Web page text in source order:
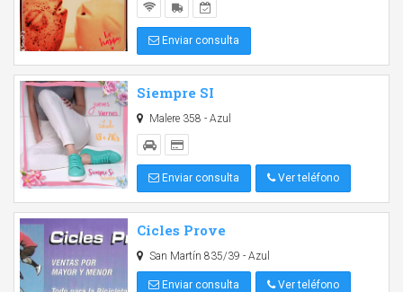
Enviar consulta
Siempre SI
Malere 358 - Azul
Enviar consulta Ver teléfono
Cicles Prove
San Martín 835/39 - Azul
Enviar consulta Ver teléfono